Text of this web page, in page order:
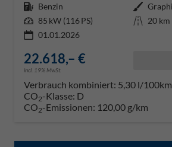
Kraftstoff Benzin Außenfarbe
Leistung 85 kW (116 PS) Kilometerstand 20 km
01.01.2026
22.618,– €
incl. 19% MwSt.
Verbrauch kombiniert: 5,30 l/100km
CO2-Klasse: D
CO2-Emissionen: 120,00 g/km